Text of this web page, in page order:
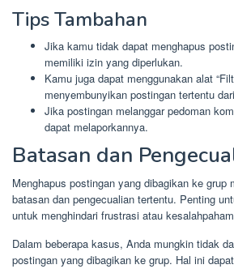
Tips Tambahan
Jika kamu tidak dapat menghapus
memiliki izin yang diperlukan.
Kamu juga dapat menggunakan alat
menyembunyikan postingan tertentu
Jika postingan melanggar pedoman
dapat melaporkannya.
Batasan dan
Menghapus postingan yang dibagikan ke grup
batasan dan pengecualian tertentu. Penting
untuk menghindari frustrasi atau
Dalam beberapa kasus, Anda mungkin tidak
postingan yang dibagikan ke grup. Hal ini